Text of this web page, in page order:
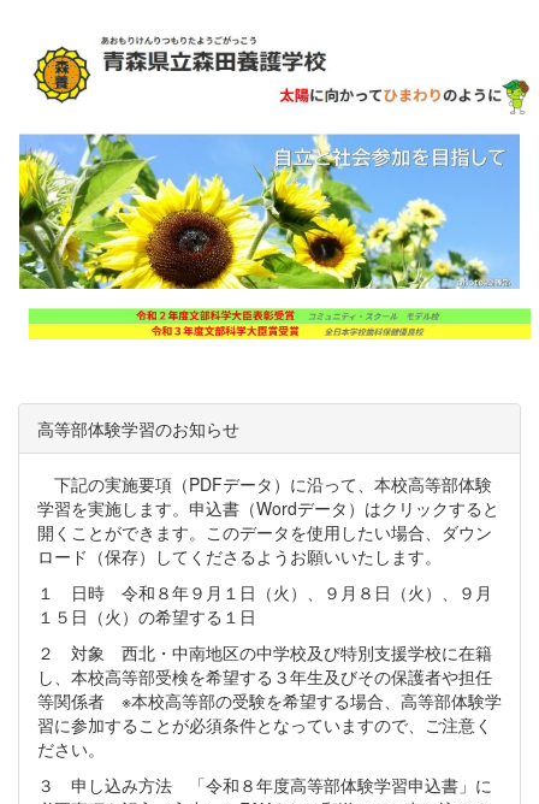
高等部体験学習のお知らせ
下記の実施要項（PDFデータ）に沿って、本校高等部体験
学習を実施します。申込書（Wordデータ）はクリックすると
開くことができます。このデータを使用したい場合、ダウン
ロード（保存）してくださるようお願いいたします。
１ 日時 令和８年９月１日（火）、９月８日（火）、９月
１５日（火）の希望する１日
２ 対象 西北・中南地区の中学校及び特別支援学校に在籍
し、本校高等部受検を希望する３年生及びその保護者や担任
等関係者 ※本校高等部の受験を希望する場合、高等部体験学
習に参加することが必須条件となっていますので、ご注意く
ださい。
３ 申し込み方法 「令和８年度高等部体験学習申込書」に